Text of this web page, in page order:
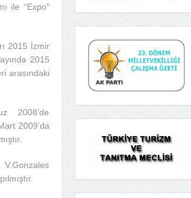
ile “Expo”
2015 İzmir
2015
arasındaki
2008’de
2009’da